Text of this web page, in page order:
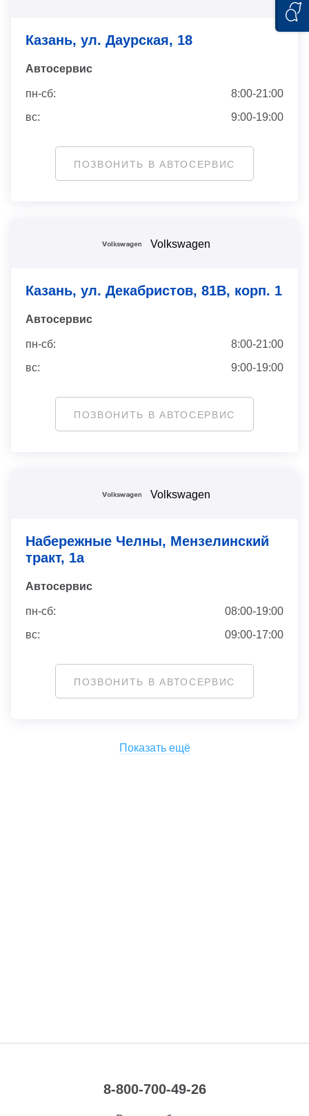
Казань, ул. Даурская, 18
Автосервис
пн-сб:
8:00-21:00
вс:
9:00-19:00
ПОЗВОНИТЬ В АВТОСЕРВИС
Volkswagen
Казань, ул. Декабристов, 81В, корп. 1
Автосервис
пн-сб:
8:00-21:00
вс:
9:00-19:00
ПОЗВОНИТЬ В АВТОСЕРВИС
Volkswagen
Набережные Челны, Мензелинский
тракт, 1а
Автосервис
пн-сб:
08:00-19:00
вс:
09:00-17:00
ПОЗВОНИТЬ В АВТОСЕРВИС
Показать ещё
8-800-700-49-26